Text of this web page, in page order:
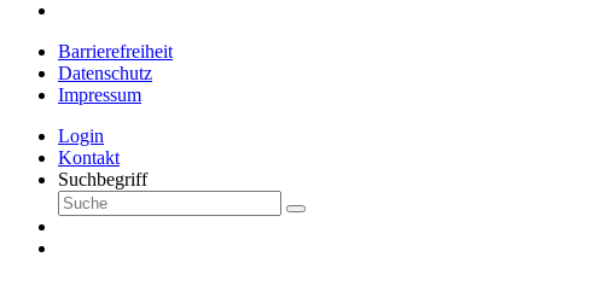
Barrierefreiheit
Datenschutz
Impressum
Login
Kontakt
Suchbegriff